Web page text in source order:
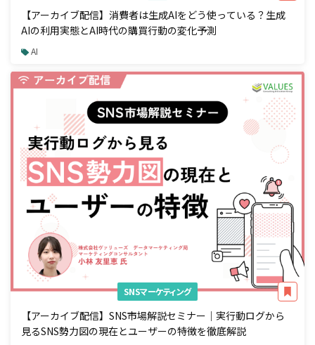
【アーカイブ配信】消費者は生成AIをどう使っている？生成
AIの利用実態とAI時代の購買行動の変化予測
AI
SNSマーケティング
【アーカイブ配信】SNS市場解説セミナー｜実行動ログから
見るSNS勢力図の現在とユーザーの特徴を徹底解説